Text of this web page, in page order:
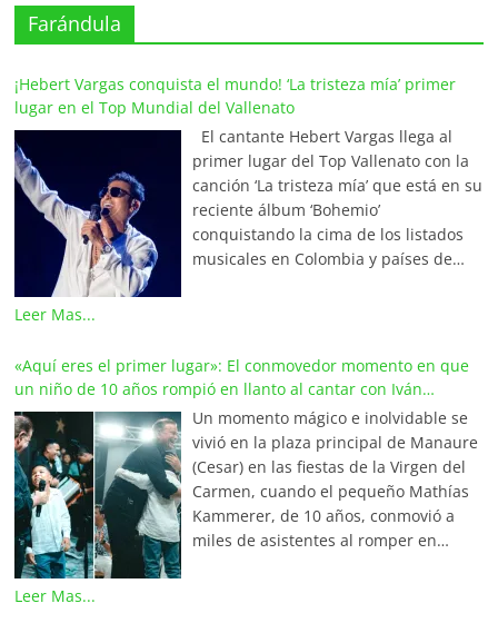
Farándula
¡Hebert Vargas conquista el mundo! ‘La tristeza mía’ primer
lugar en el Top Mundial del Vallenato
El cantante Hebert Vargas llega al
primer lugar del Top Vallenato con la
canción ‘La tristeza mía’ que está en su
reciente álbum ‘Bohemio’
conquistando la cima de los listados
musicales en Colombia y países de
lugar de La Red Mundial de Vallenato,
una prestigiosa alianza internacional
que integra a los locutores,
periodistas y programadores más
destacados de Colombia, Venezuela,
Ecuador, México, Estados Unidos,
Aruba y el continente europeo. En
Valledupar, La Capital Mundial del
Vallenato, la canción lidera los listados
Leer Mas...
«Aquí eres el primer lugar»: El conmovedor momento en que
un niño de 10 años rompió en llanto al cantar con Iván
Villazón
Un momento mágico e inolvidable se
vivió en la plaza principal de Manaure
(Cesar) en las fiestas de la Virgen del
Carmen, cuando el pequeño Mathías
Kammerer, de 10 años, conmovió a
miles de asistentes al romper en
Leer Mas...